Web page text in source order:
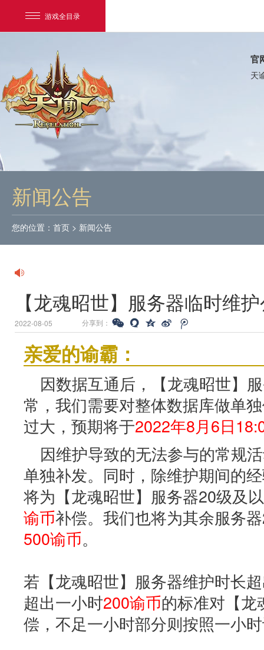
游戏全目录
网易游戏
我的足迹：
官
天
新闻公告
您的位置： 首页 > 新闻公告
【龙魂昭世】服务器临时维
2022-08-05 分享到：
亲爱的谕霸：
因数据互通后，【龙魂昭世】
常，我们需要对整体数据库做单
过大，预期将于2022年8月6日
因维护导致的无法参与的常规
单独补发。同时，除维护期间的
将为【龙魂昭世】服务器20级及
谕币补偿。我们也将为其余服务
500谕币。
若【龙魂昭世】服务器维护时长
超出一小时200谕币的标准对【龙
偿，不足一小时部分则按照一小